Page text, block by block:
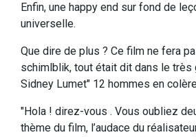
Enfin, une happy end sur fond de
universelle.
Que dire de plus ? Ce film ne fera
schimlblik, tout était dit dans le très
Sidney Lumet" 12 hommes en
"Hola ! direz-vous . Vous oubliez
thème du film, l’audace du